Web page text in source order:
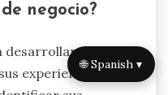
negocio?
desarrollar una idea
experiencias y
🌐 Spanish ▾